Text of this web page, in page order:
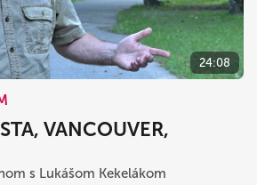
24:08
VANCOUVER,
s Lukášom Kekelákom